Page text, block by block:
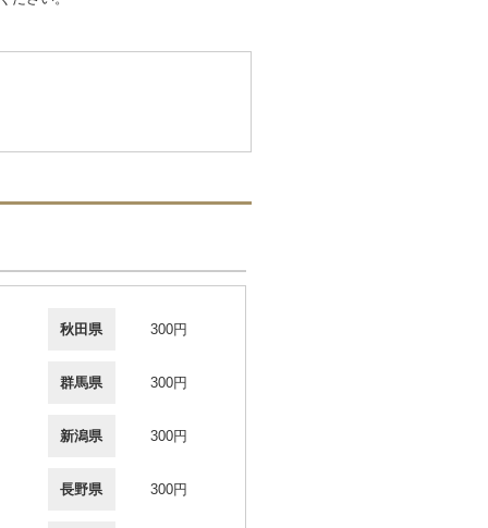
秋田県 300円
群馬県 300円
新潟県 300円
長野県 300円